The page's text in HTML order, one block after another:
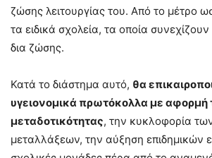
ζώσης λειτουργίας του. Από το μέτρο
τα ειδικά σχολεία, τα οποία
δια ζώσης.
Κατά το διάστημα αυτό, θα
υγειονομικά πρωτόκολλα με αφορμή
μεταδοτικότητας, την κυκλοφορία
μεταλλάξεων, την αύξηση επιδημικών